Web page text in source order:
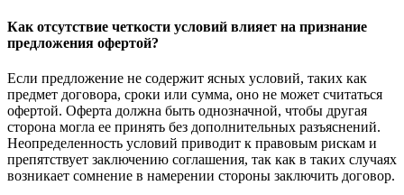
Как отсутствие четкости условий влияет на признание
предложения офертой?
Если предложение не содержит ясных условий, таких как
предмет договора, сроки или сумма, оно не может считаться
офертой. Оферта должна быть однозначной, чтобы другая
сторона могла ее принять без дополнительных разъяснений.
Неопределенность условий приводит к правовым рискам и
препятствует заключению соглашения, так как в таких случаях
возникает сомнение в намерении стороны заключить договор.